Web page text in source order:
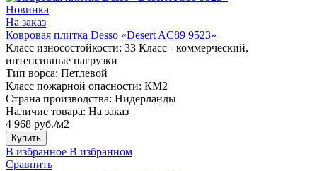
Новинка
На заказ
Ковровая плитка Desso «Desert AC89 9523»
Класс износостойкости: 33 Класс - коммерческий,
интенсивные нагрузки
Тип ворса: Петлевой
Класс пожарной опасности: КМ2
Страна производства: Нидерланды
Наличие товара: На заказ
4 968 руб./м2
Купить
В избранное В избранном
Сравнить